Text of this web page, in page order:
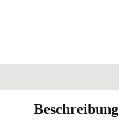
Beschreibung